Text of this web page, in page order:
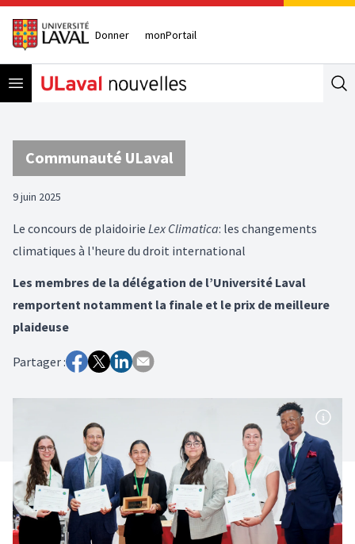
Donner monPortail
Open menu
Communauté ULaval
9 juin 2025
Le concours de plaidoirie Lex Climatica: les changements
climatiques à l'heure du droit international
Les membres de la délégation de l’Université Laval
remportent notamment la finale et le prix de meilleure
plaideuse
Partager :